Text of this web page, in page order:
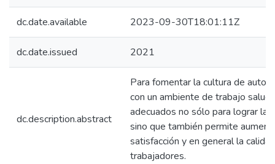
dc.date.available 2023-09-30T18:01:11Z
dc.date.issued 2021
dc.description.abstract
Para fomentar la cultura de
con un ambiente de trabajo
adecuados no sólo para lograr la
sino que también permite
satisfacción y en general la
trabajadores.